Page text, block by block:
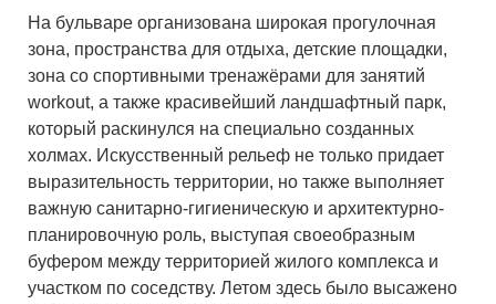
На бульваре организована широкая прогулочная
зона, пространства для отдыха, детские площадки,
зона со спортивными тренажёрами для занятий
workout, а также красивейший ландшафтный парк,
который раскинулся на специально созданных
холмах. Искусственный рельеф не только придает
выразительность территории, но также выполняет
важную санитарно-гигиеническую и архитектурно-
планировочную роль, выступая своеобразным
буфером между территорией жилого комплекса и
участком по соседству. Летом здесь было высажено